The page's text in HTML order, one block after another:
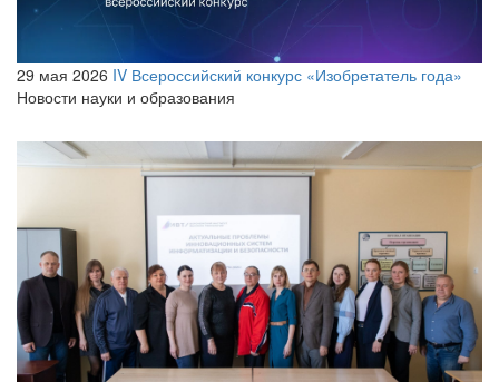
29 мая 2026 IV Всероссийский конкурс «Изобретатель года»
Новости науки и образования